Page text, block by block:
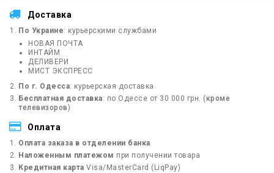
Доставка
По Украине: курьерскими службами
НОВАЯ ПОЧТА
ИНТАЙМ
ДЕЛИВЕРИ
МИСТ ЭКСПРЕСС
По г. Одесса: курьерская доставка
Бесплатная доставка: по Одессе от 30 000 грн. (кроме
телевизоров)
Оплата
Оплата заказа в отделении банка
Наложенным платежом при получении товара
Кредитная карта Visa/MasterCard (LiqPay)